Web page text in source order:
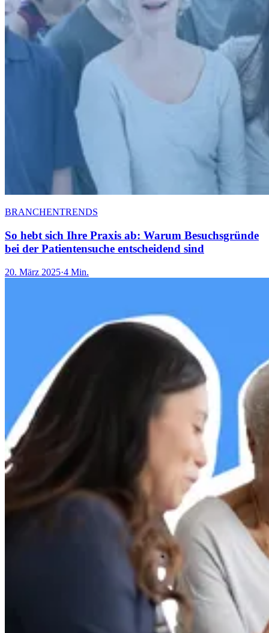
BRANCHENTRENDS
So hebt sich Ihre Praxis ab: Warum Besuchsgründe
bei der Patientensuche entscheidend sind
20. März 2025·4 Min.